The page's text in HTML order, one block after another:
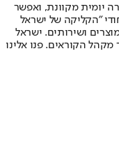
יומית מקוונת, ואפשר
"הקליקה של ישראל
ושירותים. ישראל
הקוראים. פנו אלינו